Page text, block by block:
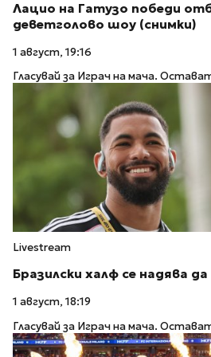
Лацио на Гатузо победи
деветголово шоу (снимки)
1 август, 19:16
Гласувай за Играч на мача.
Livestream
Бразилски халф се надява
1 август, 18:19
Гласувай за Играч на мача.